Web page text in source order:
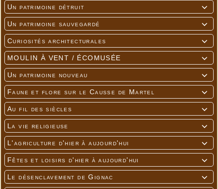

Un patrimoine détruit

Un patrimoine sauvegardé

Curiosités architecturales

MOULIN À VENT / ÉCOMUSÉE

Un patrimoine nouveau

Faune et flore sur le Causse de Martel

Au fil des siècles

La vie religieuse

L'agriculture d'hier à aujourd'hui

Fêtes et loisirs d'hier à aujourd'hui

Le désenclavement de Gignac